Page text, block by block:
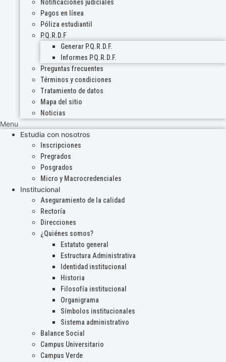
Notificaciones judiciales
Pagos en línea
Póliza estudiantil
P.Q.R.D.F
Generar P.Q.R.D.F.
Informes P.Q.R.D.F.
Preguntas frecuentes
Términos y condiciones
Tratamiento de datos
Mapa del sitio
Noticias
Menu
Estudia con nosotros
Inscripciones
Pregrados
Posgrados
Micro y Macrocredenciales
Institucional
Aseguramiento de la calidad
Rectoría
Direcciones
¿Quiénes somos?
Estatuto general
Estructura Administrativa
Identidad institucional
Historia
Filosofía institucional
Organigrama
Símbolos institucionales
Sistema administrativo
Balance Social
Campus Universitario
Campus Verde